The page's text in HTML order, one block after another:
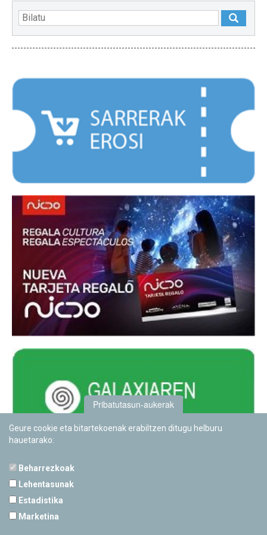
Pribatutasun-aukerak
Geure cookie eta bitartekoenak erabiltzen ditugu helburu
hauetarako:
Beharrezkoak
Lehentasunak
Estadistika
Marketina